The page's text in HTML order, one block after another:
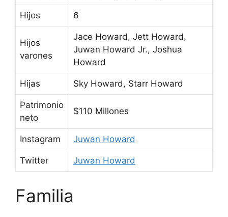
Hijos 6
Hijos
varones
Jace Howard, Jett Howard,
Juwan Howard Jr., Joshua
Howard
Hijas Sky Howard, Starr Howard
Patrimonio
neto
$110 Millones
Instagram Juwan Howard
Twitter Juwan Howard
Familia